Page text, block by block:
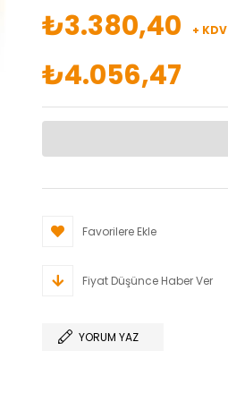
₺3.380,40 + KDV
₺4.056,47
Favorilere Ekle
Fiyat Düşünce Haber Ver
YORUM YAZ